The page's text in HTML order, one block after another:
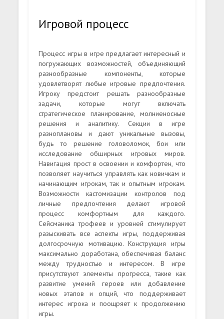
Игровой процесс
Процесс игры в игре предлагает интересный и
погружающих возможностей, объединяющий
разнообразные компоненты, которые
удовлетворят любые игровые предпочтения.
Игроку предстоит решать разнообразные
задачи, которые могут включать
стратегическое планирование, молниеносные
решения и аналитику. Секции в игре
разноплановы и дают уникальные вызовы,
будь то решение головоломок, бои или
исследование обширных игровых миров.
Навигация прост в освоении и комфортен, что
позволяет научиться управлять как новичкам и
начинающим игрокам, так и опытным игрокам.
Возможности кастомизации контролов под
личные предпочтения делают игровой
процесс комфортным для каждого.
Сейсманика трофеев и уровней стимулирует
разыскивать все аспекты игры, поддерживая
долгосрочную мотивацию. Конструкция игры
максимально доработана, обеспечивая баланс
между трудностью и интересом. В игре
присутствуют элементы прогресса, такие как
развитие умений героев или добавление
новых этапов и опций, что поддерживает
интерес игрока и поощряет к продолжению
игры.